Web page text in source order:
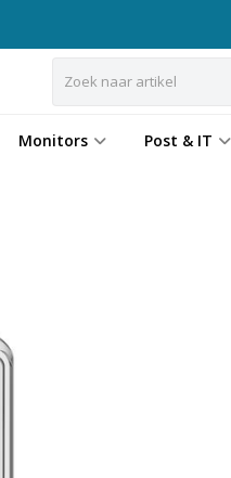
Monitors Post & IT